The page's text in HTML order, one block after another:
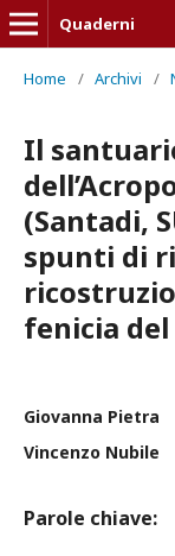
Quaderni
Home / Archivi /
Il
(Santadi,
spunti di
fenicia del
Giovanna Pietra
Vincenzo Nubile
Parole chiave: